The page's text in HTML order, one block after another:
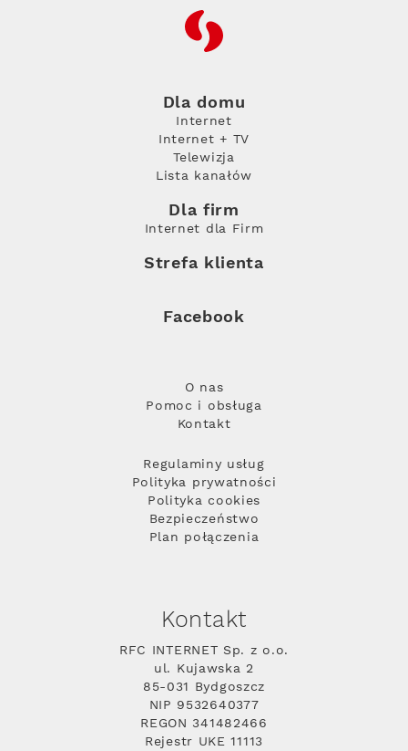
RFC
Dla domu
Internet
Internet + TV
Telewizja
Lista kanałów
Dla firm
Internet dla Firm
Strefa klienta
Facebook
O nas
Pomoc i obsługa
Kontakt
Regulaminy usług
Polityka prywatności
Polityka cookies
Bezpieczeństwo
Plan połączenia
Kontakt
RFC INTERNET Sp. z o.o.
ul. Kujawska 2
85-031 Bydgoszcz
NIP 9532640377
REGON 341482466
Rejestr UKE 11113